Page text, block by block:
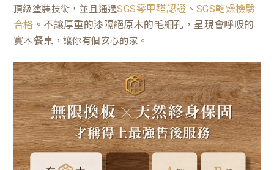
頂級塗裝技術，並且通過SGS零甲醛認證 、SGS乾燥檢驗
合格 。不讓厚重的漆隔絕原木的毛細孔，呈現會呼吸的
實木餐桌 ，讓你有個安心的家。